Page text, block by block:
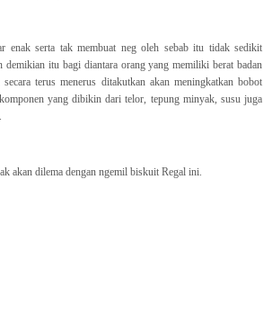
enak serta tak membuat neg oleh sebab itu tidak sedikit
demikian itu bagi diantara orang yang memiliki berat badan
terus menerus ditakutkan akan meningkatkan bobot
yang dibikin dari telor, tepung minyak, susu juga
akan dilema dengan ngemil biskuit Regal ini.